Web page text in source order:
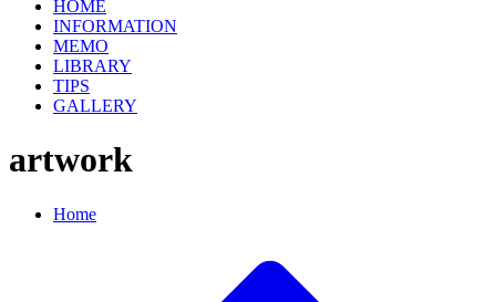
HOME
INFORMATION
MEMO
LIBRARY
TIPS
GALLERY
artwork
Home